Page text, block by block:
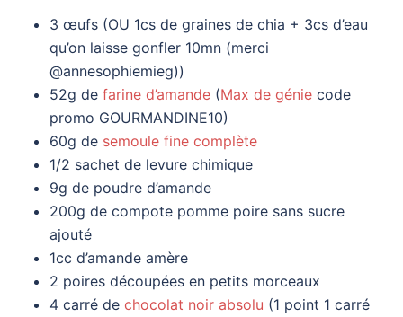
3 œufs (OU 1cs de graines de chia + 3cs d’eau
qu’on laisse gonfler 10mn (merci
@annesophiemieg))
52g de farine d’amande (Max de génie code
promo GOURMANDINE10)
60g de semoule fine complète
1/2 sachet de levure chimique
9g de poudre d’amande
200g de compote pomme poire sans sucre
ajouté
1cc d’amande amère
2 poires découpées en petits morceaux
4 carré de chocolat noir absolu (1 point 1 carré